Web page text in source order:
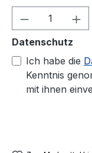
Produkt
Datenschutz
Ich habe die
Kenntnis
mit ihnen